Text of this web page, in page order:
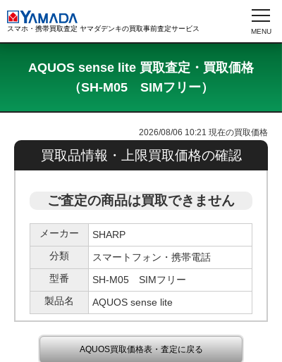
スマホ・携帯買取査定 ヤマダデンキの買取事前査定サービス
AQUOS sense lite 買取査定・買取価格
（SH-M05 SIMフリー）
2026/08/06 10:21 現在の買取価格
買取品情報・上限買取価格の確認
ご査定の商品は買取できません
メーカー
SHARP
分類
スマートフォン・携帯電話
型番
SH-M05 SIMフリー
製品名
AQUOS sense lite
AQUOS買取価格表・査定に戻る